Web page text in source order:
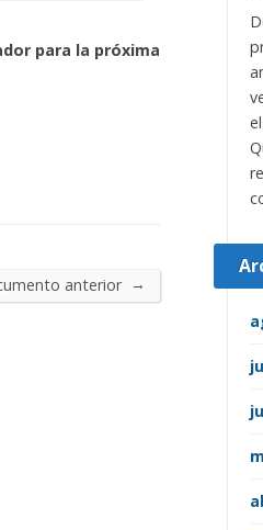
para la próxima
anterior →